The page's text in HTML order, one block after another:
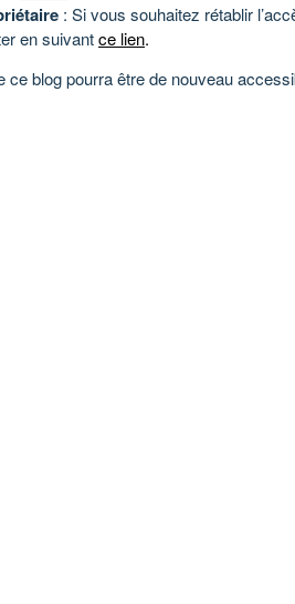
: Si vous souhaitez rétablir
en suivantce lien.
ce blog pourra être de nouveau